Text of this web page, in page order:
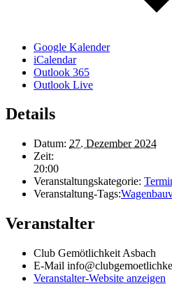
Google Kalender
iCalendar
Outlook 365
Outlook Live
Details
Datum: 27. Dezember 2024
Zeit:
20:00
Veranstaltungskategorie:
Veranstaltung-Tags:
Veranstalter
Club Gemötlichkeit Asbach
E-Mail
Veranstalter-Website anzeigen